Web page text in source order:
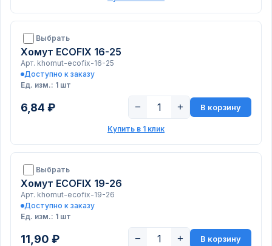
Выбрать
Хомут ECOFIX 16-25
Арт. khomut-ecofix-16-25
Доступно к заказу
Ед. изм.: 1 шт
6,84 ₽ − + В корзину
Купить в 1 клик
Выбрать
Хомут ECOFIX 19-26
Арт. khomut-ecofix-19-26
Доступно к заказу
Ед. изм.: 1 шт
11,90 ₽ − + В корзину